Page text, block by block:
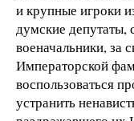
и крупные игроки
думские депутаты,
военачальники, за
Императорской
воспользоваться
устранить